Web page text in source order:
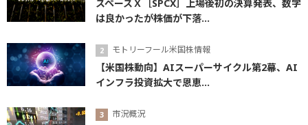
スペースＸ［SPCX］上場後初の決算発表、数字
は良かったが株価が下落...
モトリーフール米国株情報
【米国株動向】AIスーパーサイクル第2幕、AI
インフラ投資拡大で恩恵...
市況概況